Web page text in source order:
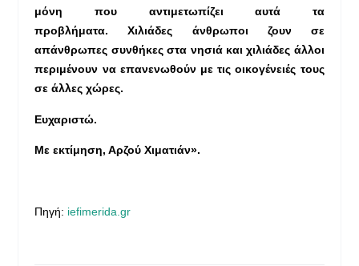
μόνη που αντιμετωπίζει αυτά τα
προβλήματα.Χιλιάδες άνθρωποι ζουν σε
απάνθρωπες συνθήκες στα νησιά και χιλιάδες άλλοι
περιμένουν να επανενωθούν με τις οικογένειές τους
σε άλλες χώρες.
Ευχαριστώ.
Με εκτίμηση, Αρζού Χιματιάν».
Πηγή: iefimerida.gr